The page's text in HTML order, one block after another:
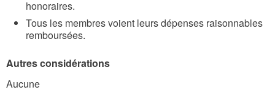
honoraires.
Tous les membres voient leurs dépenses raisonnables
remboursées.
Autres considérations
Aucune